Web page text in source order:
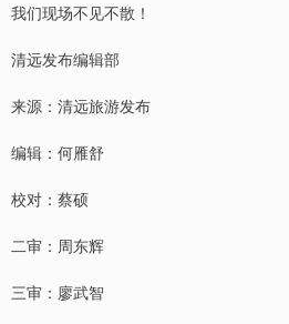
我们现场不见不散！
清远发布编辑部
来源：清远旅游发布
编辑：何雁舒
校对：蔡硕‍‍
二审：周东辉‍‍
三审：廖武智